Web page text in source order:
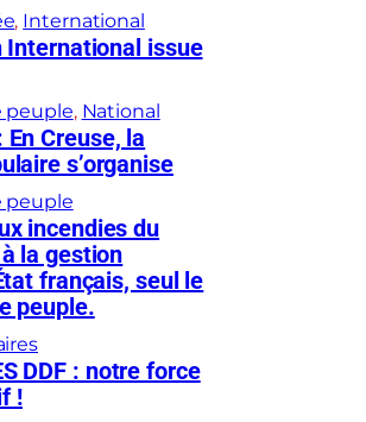
, International
International issue
peuple, National
Creuse, la
s’organise
peuple
incendies du
la gestion
français, seul le
peuple.
DDF : notre force
!